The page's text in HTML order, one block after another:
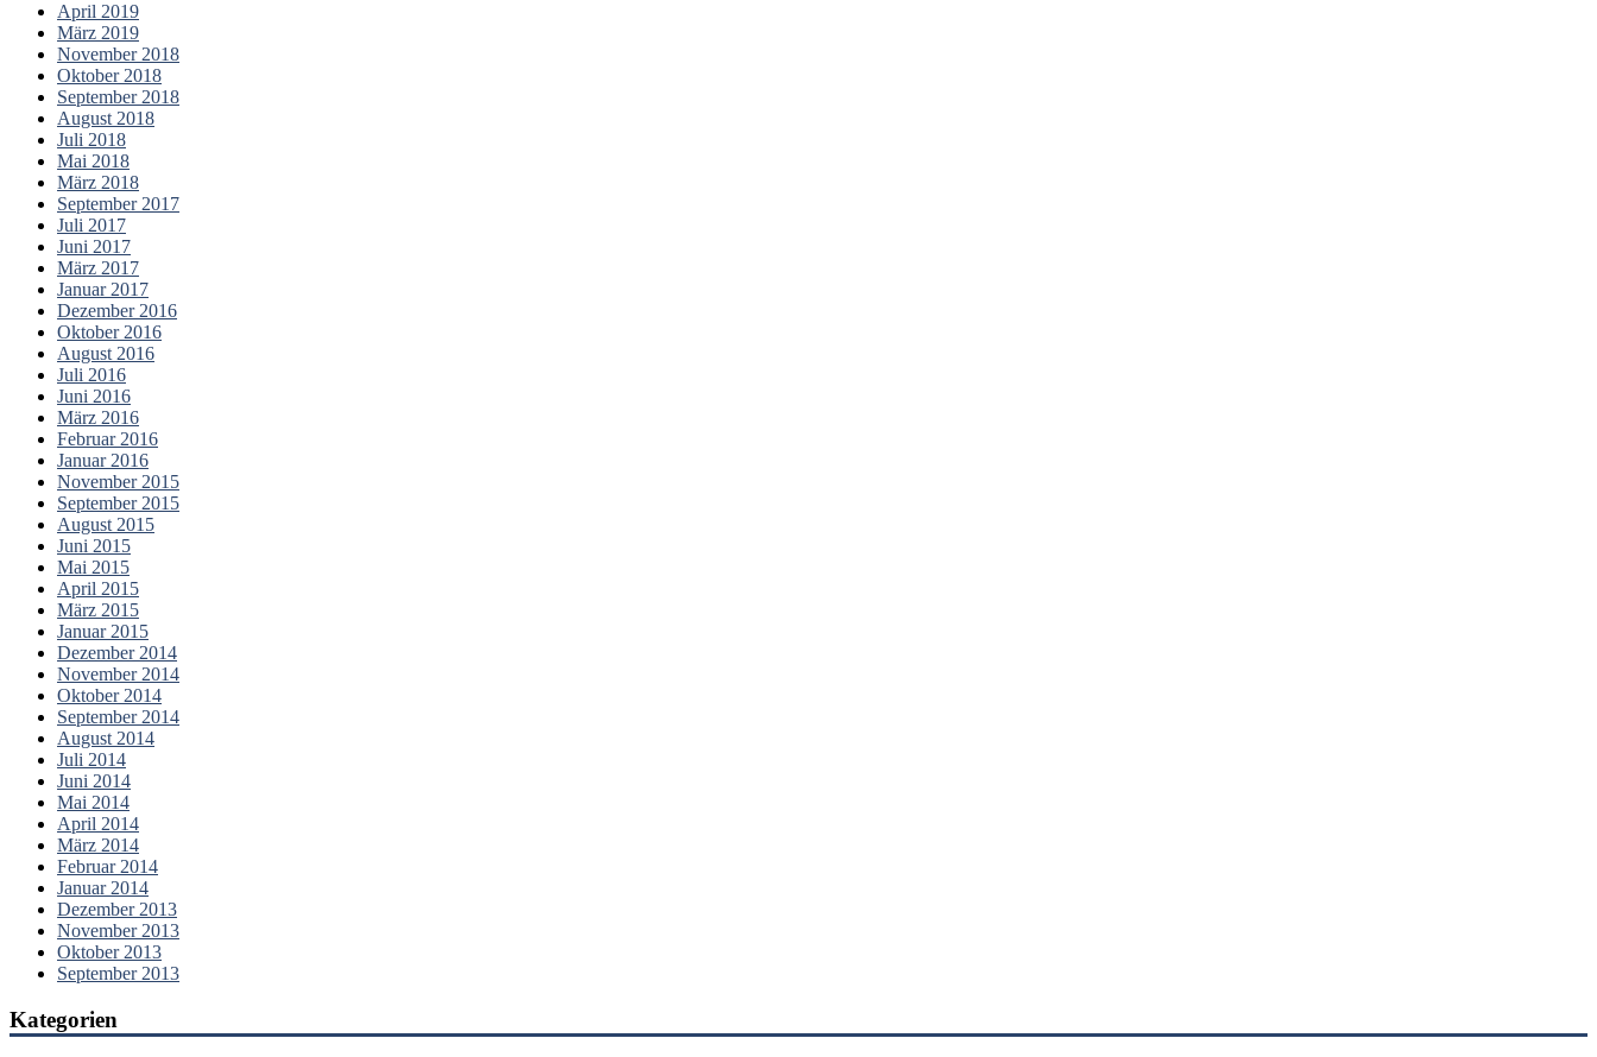
April 2019
März 2019
November 2018
Oktober 2018
September 2018
August 2018
Juli 2018
Mai 2018
März 2018
September 2017
Juli 2017
Juni 2017
März 2017
Januar 2017
Dezember 2016
Oktober 2016
August 2016
Juli 2016
Juni 2016
März 2016
Februar 2016
Januar 2016
November 2015
September 2015
August 2015
Juni 2015
Mai 2015
April 2015
März 2015
Januar 2015
Dezember 2014
November 2014
Oktober 2014
September 2014
August 2014
Juli 2014
Juni 2014
Mai 2014
April 2014
März 2014
Februar 2014
Januar 2014
Dezember 2013
November 2013
Oktober 2013
September 2013
Kategorien